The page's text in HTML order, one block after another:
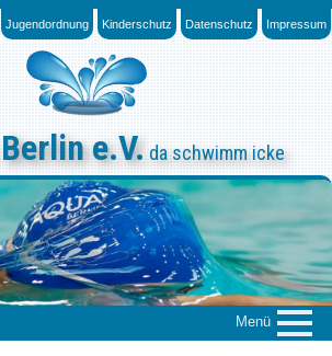
Jugendordnung Kinderschutz Datenschutz Impressum
e.V. da schwimm icke
Menü